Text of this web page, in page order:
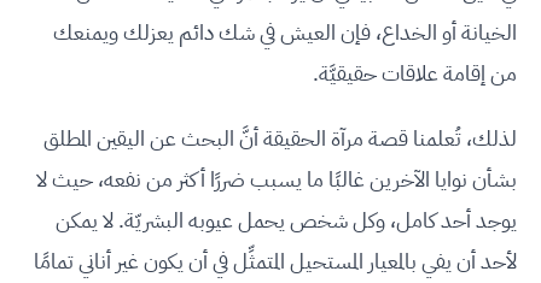
الخيانة أو الخداع، فإن العيش في شك دائم يعزلك ويمنعك
من إقامة علاقات حقيقيَّة.
لذلك، تُعلمنا قصة مرآة الحقيقة أنَّ البحث عن اليقين المطلق
بشأن نوايا الآخرين غالبًا ما يسبب ضررًا أكثر من نفعه، حيث لا
يوجد أحد كامل، وكل شخص يحمل عيوبه البشريّة. لا يمكن
لأحد أن يفي بالمعيار المستحيل المتمثِّل في أن يكون غير أناني تمامًا